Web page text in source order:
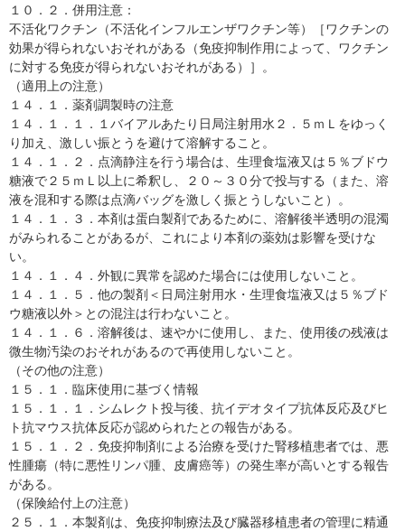
１０．２．併用注意：
不活化ワクチン（不活化インフルエンザワクチン等）［ワクチンの
効果が得られないおそれがある（免疫抑制作用によって、ワクチン
に対する免疫が得られないおそれがある）］。
（適用上の注意）
１４．１．薬剤調製時の注意
１４．１．１．１バイアルあたり日局注射用水２．５ｍＬをゆっく
り加え、激しい振とうを避けて溶解すること。
１４．１．２．点滴静注を行う場合は、生理食塩液又は５％ブドウ
糖液で２５ｍＬ以上に希釈し、２０～３０分で投与する（また、溶
液を混和する際は点滴バッグを激しく振とうしないこと）。
１４．１．３．本剤は蛋白製剤であるために、溶解後半透明の混濁
がみられることがあるが、これにより本剤の薬効は影響を受けな
い。
１４．１．４．外観に異常を認めた場合には使用しないこと。
１４．１．５．他の製剤＜日局注射用水・生理食塩液又は５％ブド
ウ糖液以外＞との混注は行わないこと。
１４．１．６．溶解後は、速やかに使用し、また、使用後の残液は
微生物汚染のおそれがあるので再使用しないこと。
（その他の注意）
１５．１．臨床使用に基づく情報
１５．１．１．シムレクト投与後、抗イデオタイプ抗体反応及びヒ
ト抗マウス抗体反応が認められたとの報告がある。
１５．１．２．免疫抑制剤による治療を受けた腎移植患者では、悪
性腫瘍（特に悪性リンパ腫、皮膚癌等）の発生率が高いとする報告
がある。
（保険給付上の注意）
２５．１．本製剤は、免疫抑制療法及び臓器移植患者の管理に精通